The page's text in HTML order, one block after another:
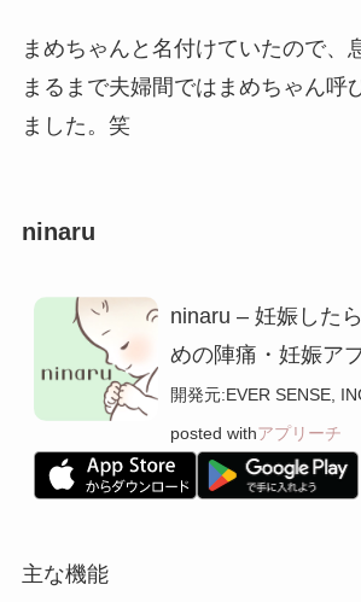
まめちゃんと名付けていたので、
まるまで夫婦間ではまめちゃん呼
ました。笑
ninaru
ninaru – 妊娠した
めの陣痛・妊娠ア
開発元:EVER SENSE,
posted withアプリーチ
主な機能